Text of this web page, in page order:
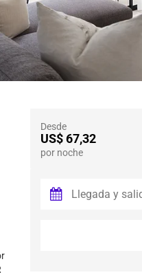
Desde
US$ 67,32
por noche